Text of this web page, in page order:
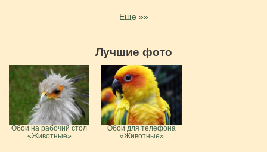
Еще »»
Лучшие фото
Обои на рабочий стол
«Животные»
Обои для телефона
«Животные»